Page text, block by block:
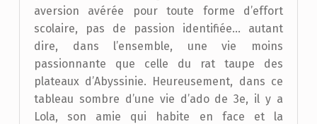
aversion avérée pour toute forme d’effort
scolaire, pas de passion identifiée… autant
dire, dans l’ensemble, une vie moins
passionnante que celle du rat taupe des
plateaux d’Abyssinie. Heureusement, dans ce
tableau sombre d’une vie d’ado de 3e, il y a
Lola, son amie qui habite en face et la